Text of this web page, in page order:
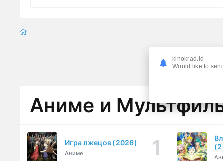
Аниме и
Игра лжецов (2026)
Аниме
kinokrad.id
Would like to